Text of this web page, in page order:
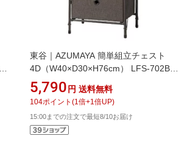
東谷｜AZUMAYA 簡単組立チェスト
4D（W40×D30×H76cm） LFS-702BR
ブラウン
5,790 円 送料無料
104ポイント (1 倍+1 倍UP)
15:00までの注文で最短8/10お届け